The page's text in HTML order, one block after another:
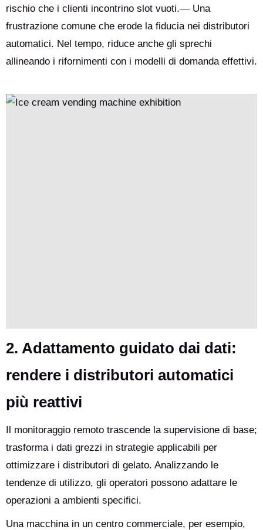
rischio che i clienti incontrino slot vuoti.— Una
frustrazione comune che erode la fiducia nei distributori
automatici. Nel tempo, riduce anche gli sprechi
allineando i rifornimenti con i modelli di domanda effettivi.
2. Adattamento guidato dai dati:
rendere i distributori automatici
più reattivi
Il monitoraggio remoto trascende la supervisione di base;
trasforma i dati grezzi in strategie applicabili per
ottimizzare i distributori di gelato. Analizzando le
tendenze di utilizzo, gli operatori possono adattare le
operazioni a ambienti specifici.
Una macchina in un centro commerciale, per esempio,